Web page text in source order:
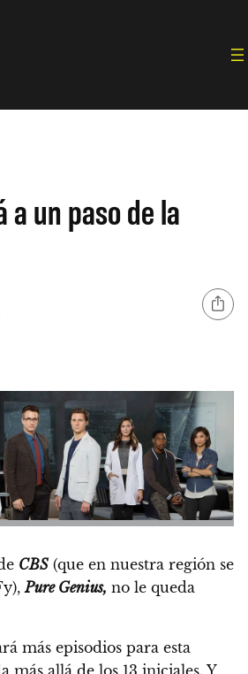
a un paso de la
CBS (que en nuestra región se
Pure Genius, no le queda
más episodios para esta
más allá de los 13 iniciales. Y